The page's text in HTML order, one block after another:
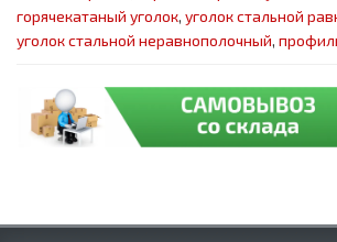
горячекатаный уголок, уголок стальной
уголок стальной неравнополочный,